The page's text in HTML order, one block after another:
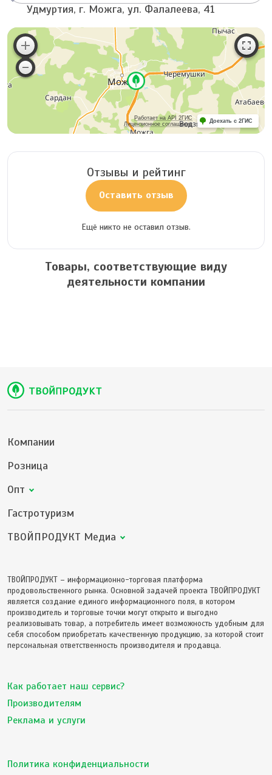
Удмуртия, г. Можга, ул. Фалалеева, 41
Работает на API 2ГИС
Лицензионное соглашение
Доехать с 2ГИС
Отзывы и рейтинг
Оставить отзыв
Ещё никто не оставил отзыв.
Товары, соответствующие виду
деятельности компании
Компании
Розница
Опт
Гастротуризм
ТВОЙПРОДУКТ Медиа
ТВОЙПРОДУКТ – информационно-торговая платформа
продовольственного рынка. Основной задачей проекта ТВОЙПРОДУКТ
является создание единого информационного поля, в котором
производитель и торговые точки могут открыто и выгодно
реализовывать товар, а потребитель имеет возможность удобным для
себя способом приобретать качественную продукцию, за которой стоит
персональная ответственность производителя и продавца.
Как работает наш сервис?
Производителям
Реклама и услуги
Политика конфиденциальности